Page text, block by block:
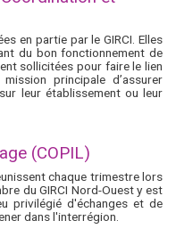
en partie par le GIRCI. Elles
du bon fonctionnement de
sollicitées pour faire le lien
principale d’assurer
leur établissement ou leur
(COPIL)
chaque trimestre lors
du GIRCI Nord-Ouest y est
privilégié d'échanges et de
dans l'interrégion.